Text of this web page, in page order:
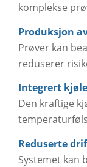
komplekse
Produksjon
Prøver kan
reduserer
Integrert
Den kraftige
Reduserte
Systemet kan